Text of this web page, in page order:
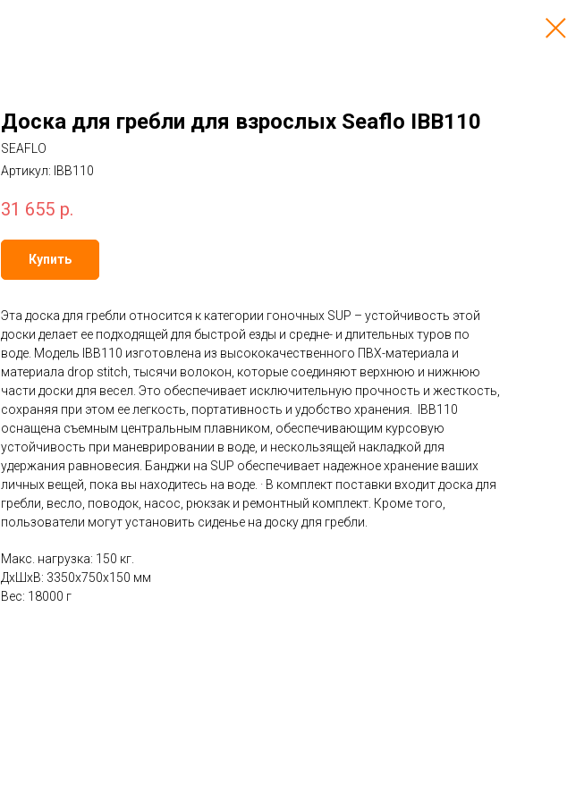
Доска для гребли для взрослых Seaflo IBB110
SEAFLO
Артикул: IBB110
31 655 р.
Купить
Эта доска для гребли относится к категории гоночных SUP – устойчивость этой
доски делает ее подходящей для быстрой езды и средне- и длительных туров по
воде. Модель IBB110 изготовлена из высококачественного ПВХ-материала и
материала drop stitch, тысячи волокон, которые соединяют верхнюю и нижнюю
части доски для весел. Это обеспечивает исключительную прочность и жесткость,
сохраняя при этом ее легкость, портативность и удобство хранения. IBB110
оснащена съемным центральным плавником, обеспечивающим курсовую
устойчивость при маневрировании в воде, и нескользящей накладкой для
удержания равновесия. Банджи на SUP обеспечивает надежное хранение ваших
личных вещей, пока вы находитесь на воде. · В комплект поставки входит доска для
гребли, весло, поводок, насос, рюкзак и ремонтный комплект. Кроме того,
пользователи могут установить сиденье на доску для гребли.
Макс. нагрузка: 150 кг.
ДxШxВ: 3350x750x150 мм
Вес: 18000 г